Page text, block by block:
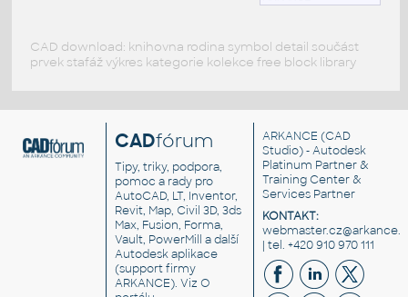
CAD download: knihovna rodina symbol detail součást
prvek stafáž výkres kategorie kolekce free block library
CADfórum
Tipy, triky, podpora,
pomoc a rady pro
AutoCAD, LT, Inventor,
Revit, Map, Civil 3D, 3ds
Max, Fusion, Forma,
Vault, PowerMill a další
Autodesk aplikace
(support firmy
ARKANCE). VizO
ARKANCE (CAD
Studio) - Autodesk
Platinum Partner &
Training Center &
Services Partner
KONTAKT:
| tel. +420 910 970 111